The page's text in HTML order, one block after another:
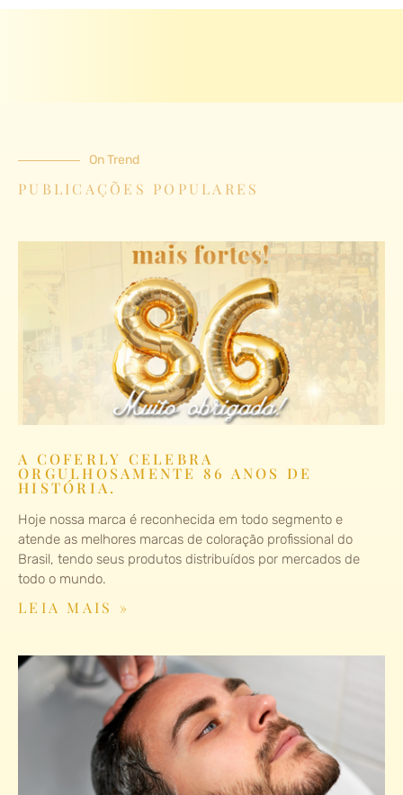
On Trend
PUBLICAÇÕES POPULARES
A COFERLY CELEBRA
ORGULHOSAMENTE 86 ANOS DE
HISTÓRIA.
Hoje nossa marca é reconhecida em todo segmento e
atende as melhores marcas de coloração profissional do
Brasil, tendo seus produtos distribuídos por mercados de
todo o mundo.
LEIA MAIS »